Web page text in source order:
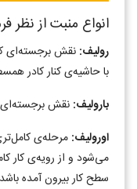
انواع منبت از نظر
رولیف: نقش برجسته‌ای
با حاشیه‌ی کنار کادر
بارولیف: نقش برجسته‌ای
اورولیف: مرحله‌ی
می‌شود و از رویه‌ی کار
سطح کار بیرون آمده